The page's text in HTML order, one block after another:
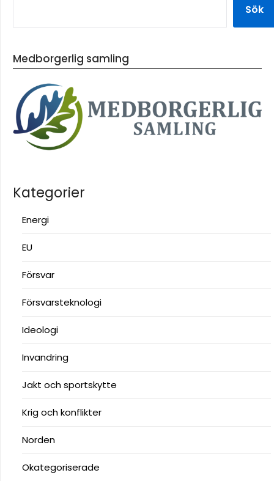
Sök
Medborgerlig samling
Kategorier
Energi
EU
Försvar
Försvarsteknologi
Ideologi
Invandring
Jakt och sportskytte
Krig och konflikter
Norden
Okategoriserade